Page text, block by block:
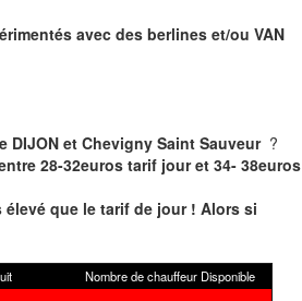
avec des berlines et/ou VAN
DIJON et Chevigny Saint Sauveur ?
28-32euros tarif jour et 34- 38euros
que le tarif de jour ! Alors si
Nombre de chauffeur Disponible